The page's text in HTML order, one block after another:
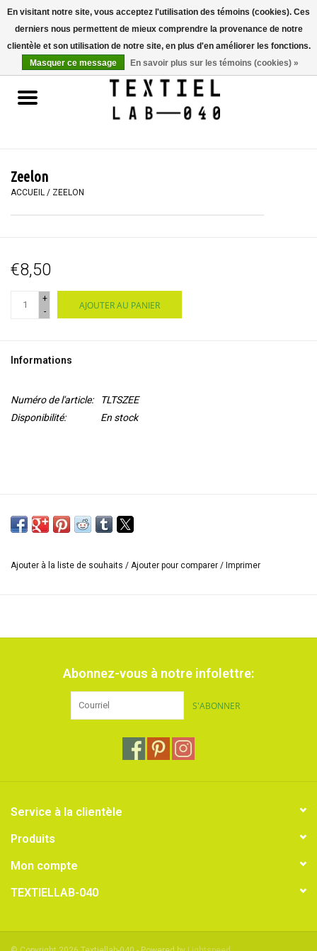
Accueil
LIVRES
PEINTURE
WORKSHOPS
SPECIALS
Zeelon
ACCUEIL / ZEELON
€8,50
+
-
AJOUTER AU PANIER
Informations
Numéro de l'article:
TLTSZEE
Disponibilité:
En stock
Ajouter à la liste de souhaits / Ajouter pour comparer / Imprimer
Abonnez-vous à notre infolettre:
S'ABONNER
Service à la clientèle
Produits
Mon compte
TEXTIELLAB-040
En visitant notre site, vous acceptez l'utilisation des témoins (cookies). Ces
derniers nous permettent de mieux comprendre la provenance de notre
clientèle et son utilisation de notre site, en plus d'en améliorer les fonctions.
Masquer ce message
En savoir plus sur les témoins (cookies) »